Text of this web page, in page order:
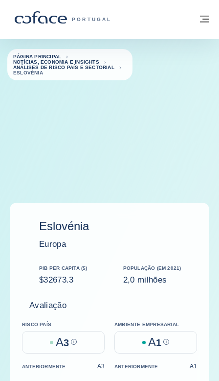
COFACE FOR TRADE - HOMEPAGE DO
PORTUGAL
Voltar à página principal
PÁGINA PRINCIPAL
NOTÍCIAS, ECONOMIA E INSIGHTS
ANÁLISES DE RISCO PAÍS E SECTORIAL
ESLOVÉNIA
Eslovénia
Europa
PIB PER CAPITA ($)
$32673.3
POPULAÇÃO (EM 2021)
2,0 milhões
Avaliação
RISCO PAÍS
A3 Help
AMBIENTE EMPRESARIAL
A1 Help
ANTERIORMENTE A3 ANTERIORMENTE A1